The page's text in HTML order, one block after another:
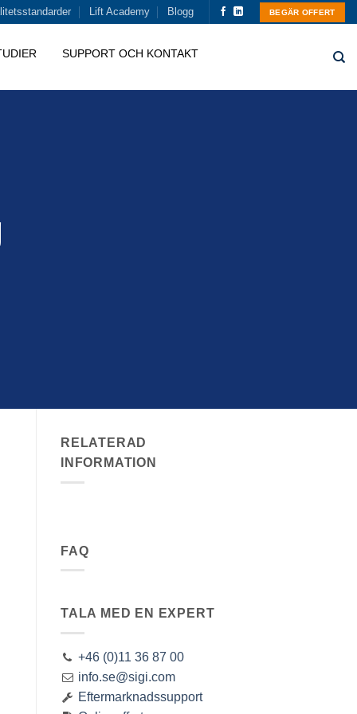
Lift Academy Blogg BEGÄR OFFERT
SUPPORT OCH KONTAKT
RELATERAD
INFORMATION
FAQ
TALA MED EN EXPERT
+46 (0)11 36 87 00
info.se@sigi.com
Eftermarknadssupport